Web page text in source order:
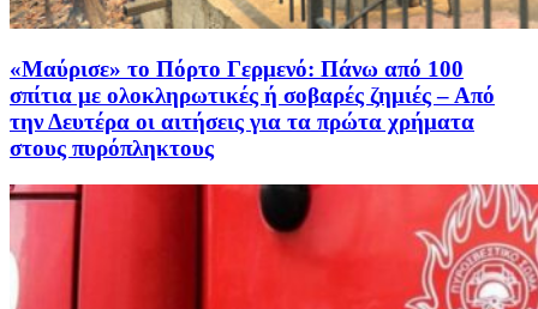
«Μαύρισε» το Πόρτο Γερμενό: Πάνω από 100
σπίτια με ολοκληρωτικές ή σοβαρές ζημιές – Από
την Δευτέρα οι αιτήσεις για τα πρώτα χρήματα
στους πυρόπληκτους